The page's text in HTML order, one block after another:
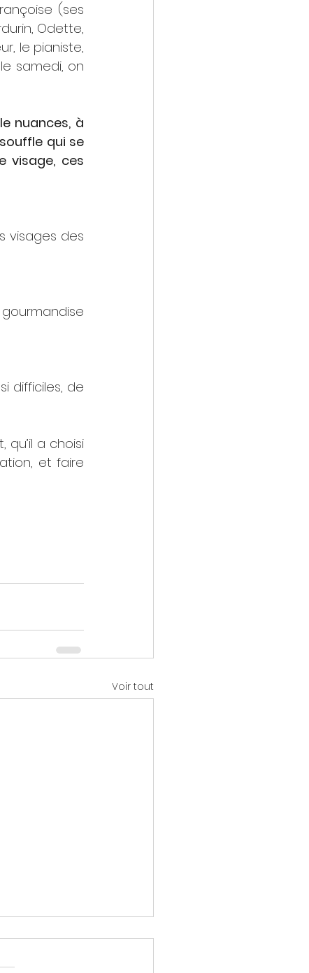
(ses
Odette,
le pianiste,
samedi, on
nuances, à
qui se
visage, ces
visages des
gourmandise
difficiles, de
qu’il a choisi
et faire
Voir tout